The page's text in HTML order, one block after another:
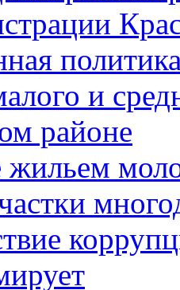
и
районе
жильем